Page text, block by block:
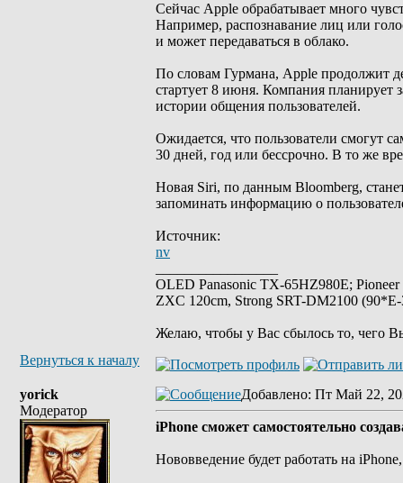
Сейчас Apple обрабатывает много
Например, распознавание лиц или
и может передаваться в облако.
По словам Гурмана, Apple продолжит
стартует 8 июня. Компания планирует
истории общения пользователей.
Ожидается, что пользователи смогут
30 дней, год или бессрочно. В то же
Новая Siri, по данным Bloomberg,
запоминать информацию о
Источник:
nv
OLED Panasonic TX-65HZ980E;
ZXC 120cm, Strong SRT-DM2100
Желаю, чтобы у Вас сбылось то, чего
Вернуться к началу
yorick
Модератор
Добавлено: Пт Май 22,
iPhone сможет самостоятельно
Нововведение будет работать на